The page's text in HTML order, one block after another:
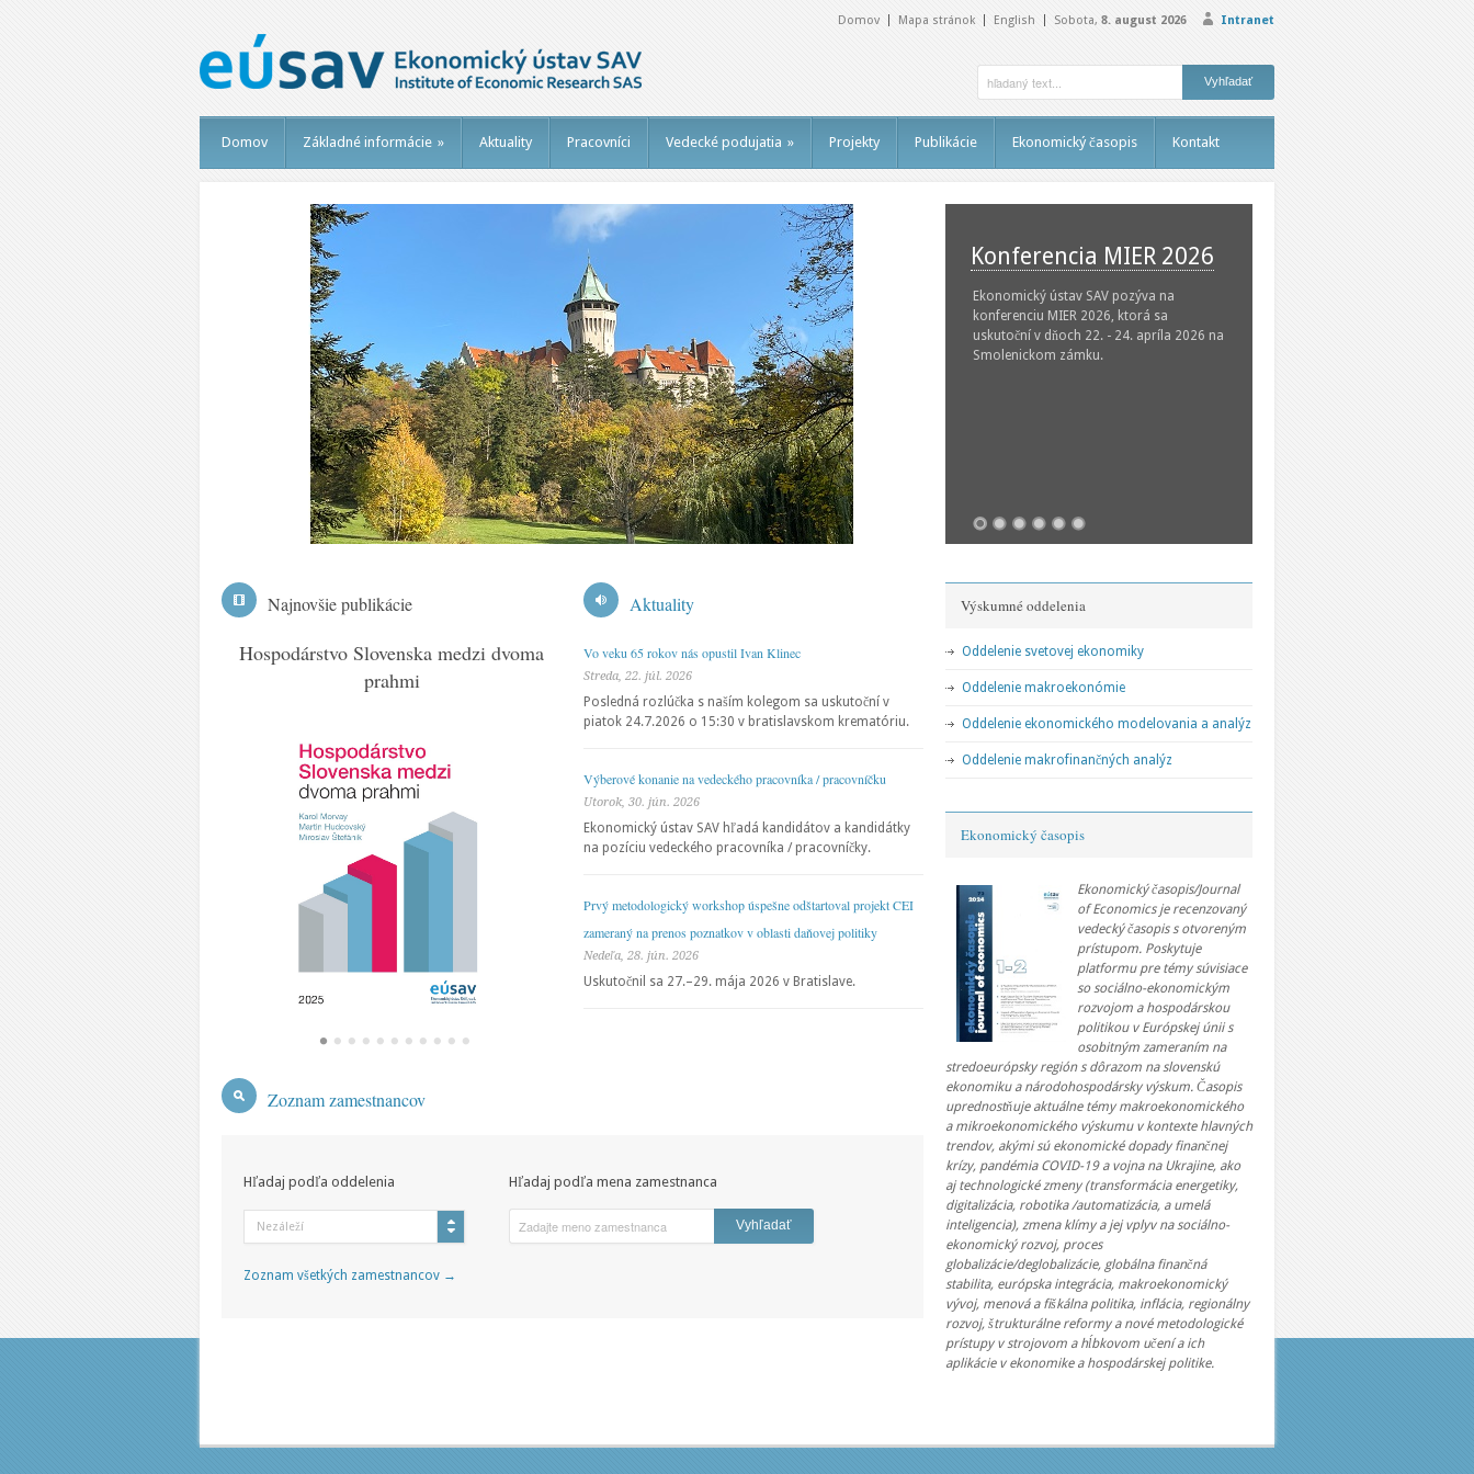
Intranet
Domov Mapa stránok English Sobota, 8. august 2026
Domov Základné informácie » Aktuality Pracovníci Vedecké podujatia » Projekty Publikácie Ekonomický časopis Kontakt
Konferencia MIER 2026
Ekonomický ústav SAV pozýva na
konferenciu MIER 2026, ktorá sa
uskutoční v dňoch 22. - 24. apríla 2026 na
Smolenickom zámku.
Najnovšie publikácie
Hospodárstvo Slovenska medzi dvoma
prahmi
Vývoj a perspektívy svetovej ekonomiky:
Centrá hospodárskej moci v
multipolárnom svete
Vývoj a perspektívy svetovej ekonomiky:
Možné trajektórie multipolárneho sveta
Aktuality
Vo veku 65 rokov nás opustil Ivan Klinec
Streda, 22. júl. 2026
Posledná rozlúčka s naším kolegom sa uskutoční v
piatok 24.7.2026 o 15:30 v bratislavskom krematóriu.
Výberové konanie na vedeckého pracovníka / pracovníčku
Utorok, 30. jún. 2026
Ekonomický ústav SAV hľadá kandidátov a kandidátky
na pozíciu vedeckého pracovníka / pracovníčky.
Prvý metodologický workshop úspešne odštartoval projekt CEI
zameraný na prenos poznatkov v oblasti daňovej politiky
Nedeľa, 28. jún. 2026
Uskutočnil sa 27.–29. mája 2026 v Bratislave.
Zoznam zamestnancov
Hľadaj podľa oddelenia
Nezáleží
Hľadaj podľa mena zamestnanca
Zoznam všetkých zamestnancov →
Výskumné oddelenia
Oddelenie svetovej ekonomiky
Oddelenie makroekonómie
Oddelenie ekonomického modelovania a analýz
Oddelenie makrofinančných analýz
Ekonomický časopis
Ekonomický časopis/Journal
of Economics je recenzovaný
vedecký časopis s otvoreným
prístupom. Poskytuje
platformu pre témy súvisiace
so sociálno-ekonomickým
rozvojom a hospodárskou
politikou v Európskej únii s
osobitným zameraním na
stredoeurópsky región s dôrazom na slovenskú
ekonomiku a národohospodársky výskum. Časopis
uprednostňuje aktuálne témy makroekonomického
a mikroekonomického výskumu v kontexte hlavných
trendov, akými sú ekonomické dopady finančnej
krízy, pandémia COVID-19 a vojna na Ukrajine, ako
aj technologické zmeny (transformácia energetiky,
digitalizácia, robotika /automatizácia, a umelá
inteligencia), zmena klímy a jej vplyv na sociálno-
ekonomický rozvoj, proces
globalizácie/deglobalizácie, globálna finančná
stabilita, európska integrácia, makroekonomický
vývoj, menová a fiškálna politika, inflácia, regionálny
rozvoj, štrukturálne reformy a nové metodologické
prístupy v strojovom a hĺbkovom učení a ich
aplikácie v ekonomike a hospodárskej politike.